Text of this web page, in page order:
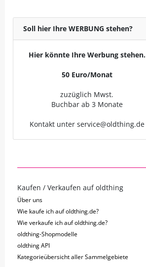
Soll hier Ihre WERBUNG stehen?
Hier könnte Ihre Werbung stehen.
50 Euro/Monat
zuzüglich Mwst.
Buchbar ab 3 Monate
Kontakt unter service@oldthing.de
Kaufen / Verkaufen auf oldthing
Über uns
Wie kaufe ich auf oldthing.de?
Wie verkaufe ich auf oldthing.de?
oldthing-Shopmodelle
oldthing API
Kategorieübersicht aller Sammelgebiete